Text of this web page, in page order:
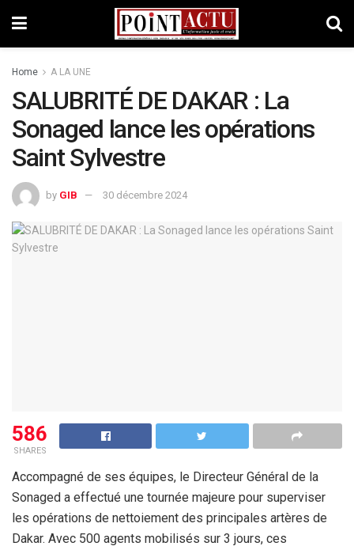
Home A LA UNE
SALUBRITÉ DE DAKAR : La
Sonaged lance les opérations
Saint Sylvestre
by GIB 30 décembre 2024
586
SHARES
Accompagné de ses équipes, le Directeur Général de la
Sonaged a effectué une tournée majeure pour superviser
les opérations de nettoiement des principales artères de
Dakar. Avec 500 agents mobilisés sur 3 jours, ces